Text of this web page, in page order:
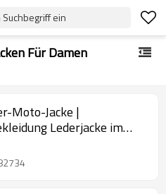
ein
Für Damen
Moto-Jacke |
Lederjacke im
Wildlederjacke